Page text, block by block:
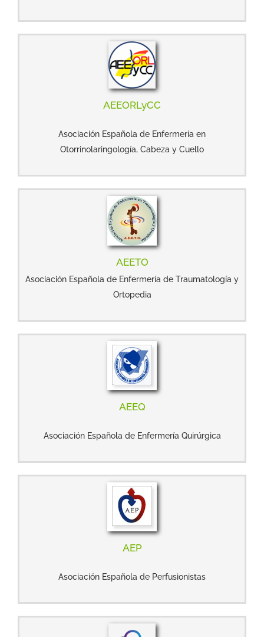
AEEORLyCC
Asociación Española de Enfermería en
Otorrinolaringología, Cabeza y Cuello
AEETO
Asociación Española de Enfermería de Traumatología y
Ortopedia
AEEQ
Asociación Española de Enfermería Quirúrgica
AEP
Asociación Española de Perfusionistas